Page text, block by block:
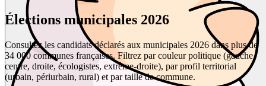
Élections municipales 2026
Consultez les candidats déclarés aux municipales 2026 dans plus de
34 000 communes françaises. Filtrez par couleur politique (gauche,
centre, droite, écologistes, extrême-droite), par profil territorial
(urbain, périurbain, rural) et par taille de commune.